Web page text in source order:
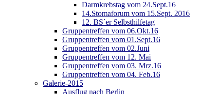
Darmkrebstag vom 24.Sept.16
14.Stomaforum vom 15.Sept. 2016
12. BS´er Selbsthilfetag
Gruppentreffen vom 06.Okt.16
Gruppentreffen vom 01.Sept.16
Gruppentreffen vom 02.Juni
Gruppentreffen vom 12. Mai
Gruppentreffen vom 03. Mrz.16
Gruppentreffen vom 04. Feb.16
Galerie-2015
Ausflug nach Berlin